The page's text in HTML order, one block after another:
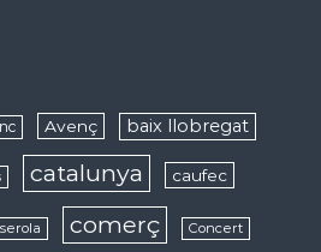
Avenç baix llobregat
catalunya caufec
comerç Concert